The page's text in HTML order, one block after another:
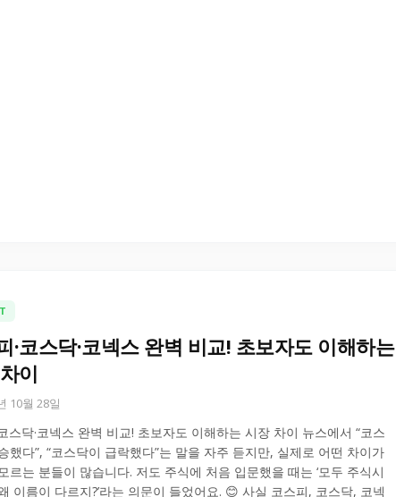
·코스닥·코넥스 완벽 비교! 초보자도 이해하는
이
10월 28일
스닥·코넥스 완벽 비교! 초보자도 이해하는 시장 차이 뉴스에서 “코스
했다”, “코스닥이 급락했다”는 말을 자주 듣지만, 실제로 어떤 차이가
르는 분들이 많습니다. 저도 주식에 처음 입문했을 때는 ‘모두 주식시
이름이 다르지?’라는 의문이 들었어요. 😊 사실 코스피, 코스닥, 코넥